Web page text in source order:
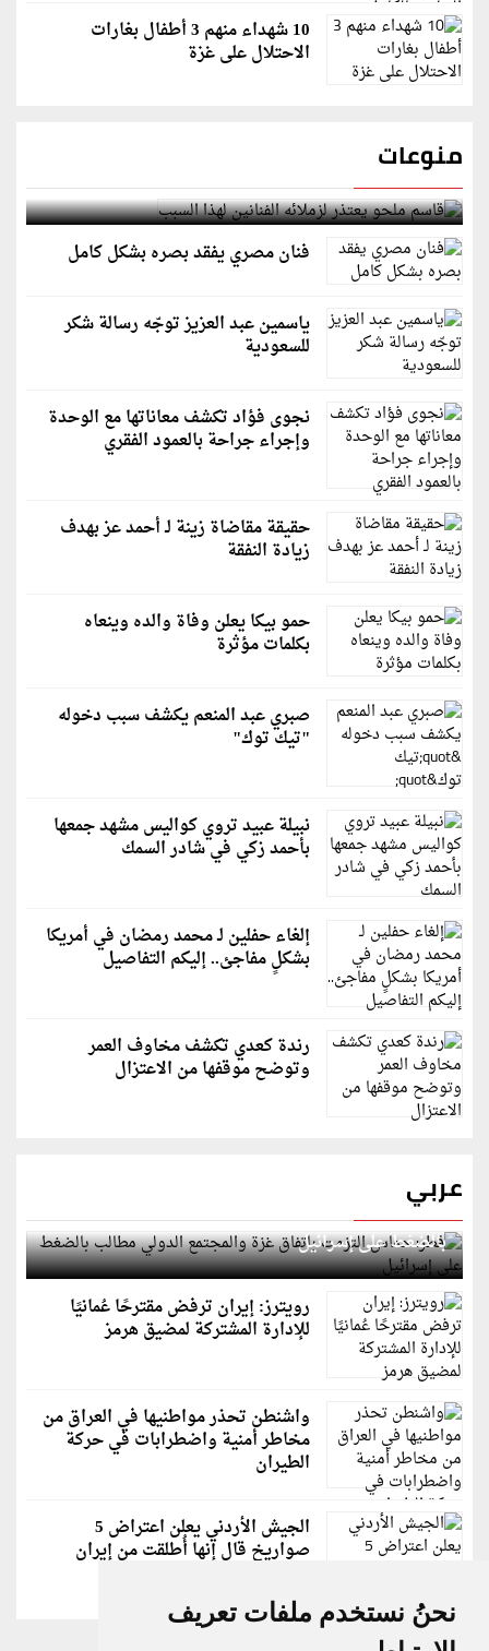
نحنُ نستخدم ملفات تعريف
10 شهداء منهم 3 أطفال بغارات
الاحتلال على غزة
منوعات
قاسم ملحو يعتذر لزملائه الفنانين لهذا السبب
فنان مصري يفقد بصره بشكل كامل
ياسمين عبد العزيز توجّه رسالة شكر
للسعودية
نجوى فؤاد تكشف معاناتها مع الوحدة
وإجراء جراحة بالعمود الفقري
حقيقة مقاضاة زينة لـ أحمد عز بهدف
زيادة النفقة
حمو بيكا يعلن وفاة والده وينعاه
بكلمات مؤثرة
صبري عبد المنعم يكشف سبب دخوله
"تيك توك"
نبيلة عبيد تروي كواليس مشهد جمعها
بأحمد زكي في شادر السمك
إلغاء حفلين لـ محمد رمضان في أمريكا
بشكلٍ مفاجئ.. إليكم التفاصيل
رندة كعدي تكشف مخاوف العمر
وتوضح موقفها من الاعتزال
عربي
قطر: حماس التزمت باتفاق غزة والمجتمع الدولي مطالب
بالضغط على إسرائيل
رويترز: إيران ترفض مقترحًا عُمانيًا
للإدارة المشتركة لمضيق هرمز
واشنطن تحذر مواطنيها في العراق من
مخاطر أمنية واضطرابات في حركة
الطيران
الجيش الأردني يعلن اعتراض 5
صواريخ قال إنها أُطلقت من إيران